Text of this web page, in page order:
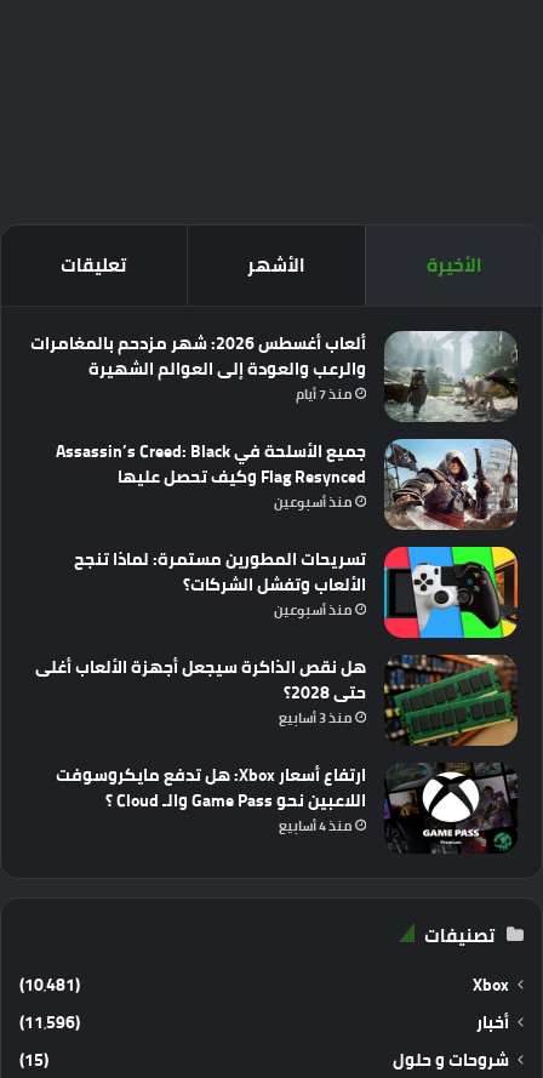
الأخيرة الأشهر تعليقات
ألعاب أغسطس 2026: شهر مزدحم بالمغامرات
والرعب والعودة إلى العوالم الشهيرة
منذ 7 أيام
جميع الأسلحة في Assassin’s Creed: Black
Flag Resynced وكيف تحصل عليها
منذ أسبوعين
تسريحات المطورين مستمرة: لماذا تنجح
الألعاب وتفشل الشركات؟
منذ أسبوعين
هل نقص الذاكرة سيجعل أجهزة الألعاب أغلى
حتى 2028؟
منذ 3 أسابيع
ارتفاع أسعار Xbox: هل تدفع مايكروسوفت
اللاعبين نحو Game Pass والـ Cloud ؟
منذ 4 أسابيع
تصنيفات
Xbox
(10٬481)
أخبار
(11٬596)
شروحات و حلول
(15)